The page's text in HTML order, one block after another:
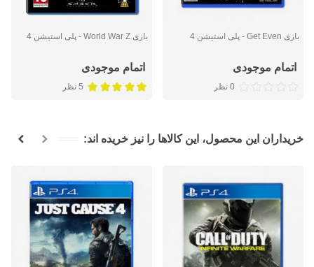
بازی Get Even - پلی استیشن 4
اتمام موجودی
0 نظر
بازی World War Z - پلی استیشن 4
اتمام موجودی
5 نظر
خریداران این محصول، این کالاها را نیز خریده اند: